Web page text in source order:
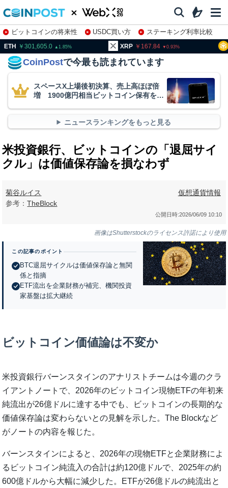
ビットコインの将来性 USDC買い方
ステーキング利率比較
株特集・関連銘柄
1.85 167.84 0.93
CoinPostで今最も読まれています
スペースX上場後初決算、売上高ほぼ倍
増 1900億円相当ビットコイン保有を継
ニュースランキングをもっと見る
米投資銀行、ビットコインの「退屈サイ
クル」は価値保存論を損なわず
菊谷ルイス
参考：TheBlock
仮想通貨情報
公開日時:2026/06/09 10:10
画像はShutterstockのライセンス許諾により使用
この記事のポイント
BTC退屈サイクルは価値保存論と無関
係と指摘
ETF流出を企業財務が補完、機関投資
家基盤は拡大継続
ビットコイン価値論は不変か
米投資銀行バーンスタインのアナリストチームは今週のクラ
イアントノートで、2026年のビットコイン現物ETFの年初来
純流出が26億ドルに達する中でも、ビットコインの長期的な
価値保存論は変わらないとの見解を示した。The Blockなど
がノートの内容を報じた。
バーンスタインによると、2026年の現物ETFと企業財務によ
るビットコイン純流入の合計は約120億ドルで、2025年の約
600億ドルから大幅に減少した。ETFが26億ドルの純流出と